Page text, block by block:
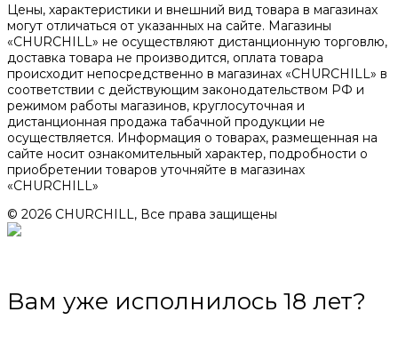
Цены, характеристики и внешний вид товара в магазинах
могут отличаться от указанных на сайте. Магазины
«CHURCHILL» не осуществляют дистанционную торговлю,
доставка товара не производится, оплата товара
происходит непосредственно в магазинах «CHURCHILL» в
соответствии с действующим законодательством РФ и
режимом работы магазинов, круглосуточная и
дистанционная продажа табачной продукции не
осуществляется. Информация о товарах, размещенная на
сайте носит ознакомительный характер, подробности о
приобретении товаров уточняйте в магазинах
«CHURCHILL»
© 2026 CHURCHILL, Все права защищены
Вам уже исполнилось 18 лет?